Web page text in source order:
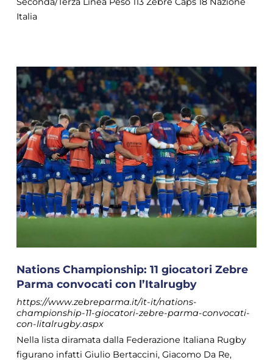
Italia
Nations Championship: 11 giocatori Zebre
Parma convocati con l’Italrugby
https://www.zebreparma.it/it-it/nations-
championship-11-giocatori-zebre-parma-convocati-
con-litalrugby.aspx
Nella lista diramata dalla Federazione Italiana Rugby
figurano infatti Giulio Bertaccini, Giacomo Da Re,